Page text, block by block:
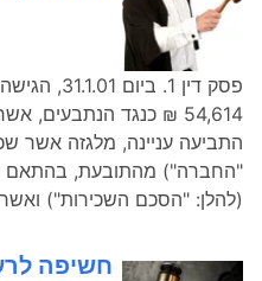
פסק דין 1.
(להלן: "הסכם השכירות") ואשר
חשיפה